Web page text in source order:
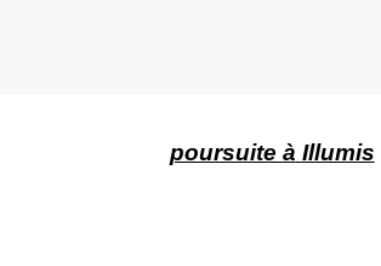
poursuite à Illumis